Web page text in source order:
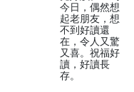
今日，偶然想
起老朋友，想
不到好讀還
在，令人又驚
又喜。祝福好
讀，好讀長
存。